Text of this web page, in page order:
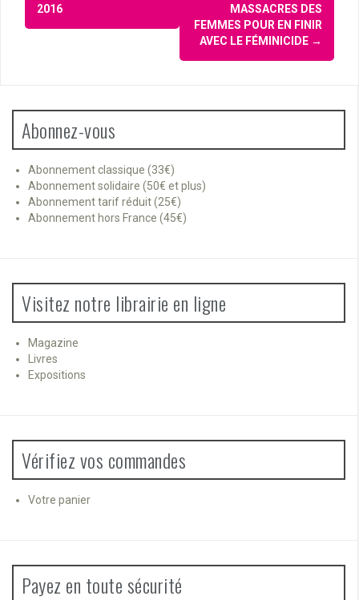
d'article
2016
MASSACRES DES
FEMMES POUR EN FINIR
AVEC LE FÉMINICIDE →
Abonnez-vous
Abonnement classique (33€)
Abonnement solidaire (50€ et plus)
Abonnement tarif réduit (25€)
Abonnement hors France (45€)
Visitez notre librairie en ligne
Magazine
Livres
Expositions
Vérifiez vos commandes
Votre panier
Payez en toute sécurité